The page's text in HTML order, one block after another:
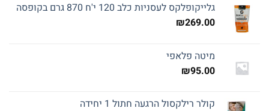
גלייקופלקס לעסניות כלב 120 י'ח 870 גרם בקופסה
₪269.00
מיטה פלאפי
₪95.00
קולר רילקסול הרגעה חתול 1 יחידה